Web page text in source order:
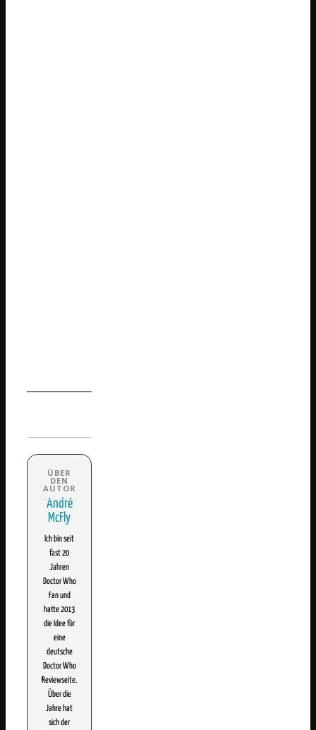
André
McFly
Ich bin seit
fast 20
Jahren
Doctor Who
Fan und
hatte 2013
die Idee für
eine
deutsche
Doctor Who
Reviewseite.
Über die
Jahre hat
sich der